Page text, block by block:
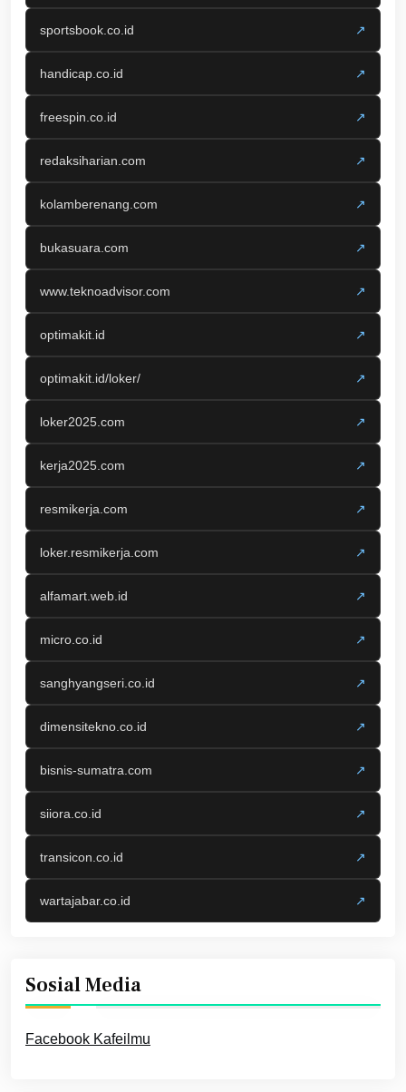
sportsbook.co.id ↗
handicap.co.id ↗
freespin.co.id ↗
redaksiharian.com ↗
kolamberenang.com ↗
bukasuara.com ↗
www.teknoadvisor.com ↗
optimakit.id ↗
optimakit.id/loker/ ↗
loker2025.com ↗
kerja2025.com ↗
resmikerja.com ↗
loker.resmikerja.com ↗
alfamart.web.id ↗
micro.co.id ↗
sanghyangseri.co.id ↗
dimensitekno.co.id ↗
bisnis-sumatra.com ↗
siiora.co.id ↗
transicon.co.id ↗
wartajabar.co.id ↗
Sosial Media
Facebook Kafeilmu